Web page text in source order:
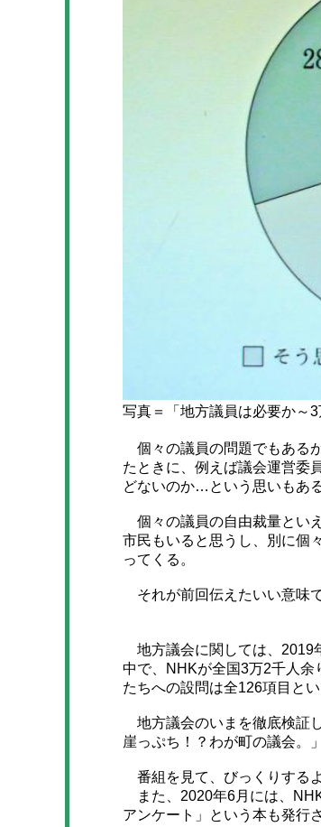
写真＝「地方議員は必要か～
個々の議員の問題でもある
たときに、例えば議会運営委
どないのか…という思いもある
個々の議員の自由裁量とい
市民もいると思うし、別に個
ってくる。
それが前回伝えたいい意味
地方議会に関しては、2019
中で、NHKが全国3万2千人余
たちへの設問は全126項目とい
地方議会のいまを徹底検証
崖っぷち！？わが町の議会。
番組を見て、びっくりする
また、2020年6月には、
アンケート」という本も発行